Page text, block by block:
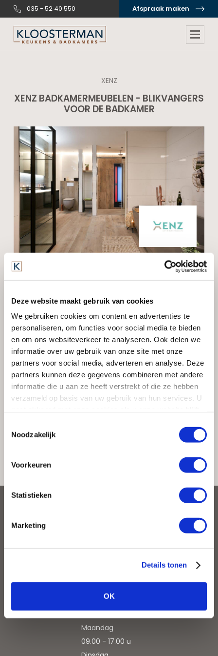
Deze website maakt gebruik van cookies
We gebruiken cookies om content en advertenties te
personaliseren, om functies voor social media te bieden
en om ons websiteverkeer te analyseren. Ook delen we
informatie over uw gebruik van onze site met onze
partners voor social media, adverteren en analyse. Deze
partners kunnen deze gegevens combineren met andere
informatie die u aan ze heeft verstrekt of die ze hebben
verzameld op basis van uw gebruik van hun services. U
Noodzakelijk
Voorkeuren
Statistieken
Marketing
Details tonen
OK
035 - 52 40 550 Afspraak maken
XENZ
XENZ BADKAMERMEUBELEN - BLIKVANGERS
VOOR DE BADKAMER
Xenz levert Premium badkamer producten aan de
betere Sanitair speciaalzaken in de Benelux. Ons doel is
kwaliteitsproducten die in kleur en materiaal perfect op
elkaar zijn afgestemd. Door ons complete aanbod
baden, douchevloeren, kranen, douchewanden en
wellness producten in diverse maten en kleuren is er
altijd een stijl die past. Vanuit het familiebedrijf in
Dronten kunt u rekenen op een betrouwbaar
ondernemerschap waarin wij samenwerken om
optimale kwaliteit, persoonlijke service en een snelle
levering te garanderen.
1271 AM Huizen
info@kloostermankeukens.nl
Maandag
09.00 - 17.00 u